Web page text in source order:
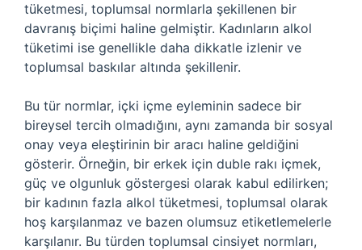
tüketmesi, toplumsal normlarla şekillenen bir
davranış biçimi haline gelmiştir. Kadınların alkol
tüketimi ise genellikle daha dikkatle izlenir ve
toplumsal baskılar altında şekillenir.
Bu tür normlar, içki içme eyleminin sadece bir
bireysel tercih olmadığını, aynı zamanda bir sosyal
onay veya eleştirinin bir aracı haline geldiğini
gösterir. Örneğin, bir erkek için duble rakı içmek,
güç ve olgunluk göstergesi olarak kabul edilirken;
bir kadının fazla alkol tüketmesi, toplumsal olarak
hoş karşılanmaz ve bazen olumsuz etiketlemelerle
karşılanır. Bu türden toplumsal cinsiyet normları,